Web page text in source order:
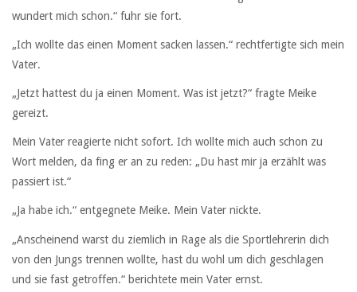
wundert mich schon.“ fuhr sie fort.
„Ich wollte das einen Moment sacken lassen.“ rechtfertigte sich mein
Vater.
„Jetzt hattest du ja einen Moment. Was ist jetzt?“ fragte Meike
gereizt.
Mein Vater reagierte nicht sofort. Ich wollte mich auch schon zu
Wort melden, da fing er an zu reden: „Du hast mir ja erzählt was
passiert ist.“
„Ja habe ich.“ entgegnete Meike. Mein Vater nickte.
„Anscheinend warst du ziemlich in Rage als die Sportlehrerin dich
von den Jungs trennen wollte, hast du wohl um dich geschlagen
und sie fast getroffen.“ berichtete mein Vater ernst.